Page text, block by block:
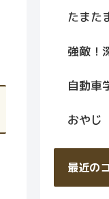
たまた
強敵！
自動車
おやじ
最近の